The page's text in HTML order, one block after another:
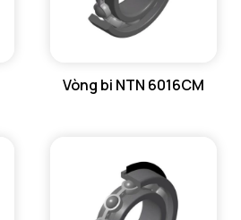
Vòng bi NTN 6016CM